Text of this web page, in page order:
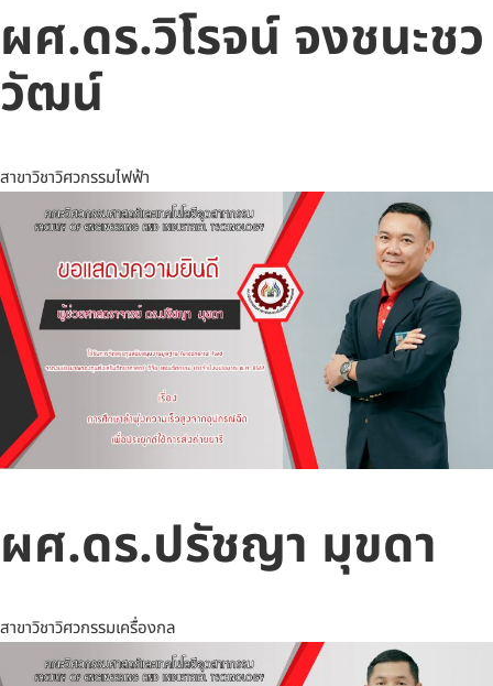
ผศ.ดร.วิโรจน์ จงชนะชว
วัฒน์
สาขาวิชาวิศวกรรมไฟฟ้า
ผศ.ดร.ปรัชญา มุขดา
สาขาวิชาวิศวกรรมเครื่องกล